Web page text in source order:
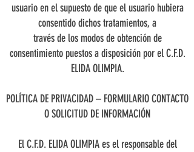
usuario en el supuesto de que el usuario hubiera
consentido dichos tratamientos, a
través de los modos de obtención de
consentimiento puestos a disposición por el C.F.D.
ELIDA OLIMPIA.
POLÍTICA DE PRIVACIDAD – FORMULARIO CONTACTO
O SOLICITUD DE INFORMACIÓN
El C.F.D. ELIDA OLIMPIA es el responsable del